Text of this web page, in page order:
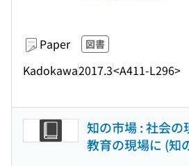
Paper 図書
Kadokawa2017.3<A411-L296>
知の市場 : 社会の
教育の現場に (知